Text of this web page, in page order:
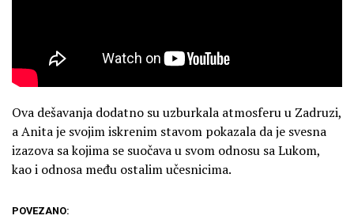
Ova dešavanja dodatno su uzburkala atmosferu u Zadruzi,
a Anita je svojim iskrenim stavom pokazala da je svesna
izazova sa kojima se suočava u svom odnosu sa Lukom,
kao i odnosa među ostalim učesnicima.
POVEZANO: